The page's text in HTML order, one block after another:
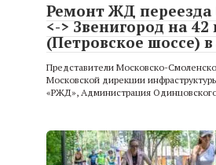
Ремонт ЖД
<-> Звенигород на 42
(Петровское шоссе) в
Представители Московско-
Московской дирекции
«РЖД», Администрация